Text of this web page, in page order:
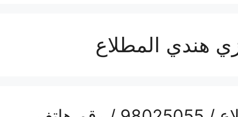
هندي المطلاع